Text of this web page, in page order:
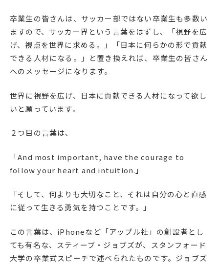
卒業生の皆さんは、サッカー部ではない卒業生も多数い
ますので、サッカー界という言葉をはずし、「視野を広
げ、視点を世界に求める。」「日本に何らかの形で貢献
できる人材になる。」と置き換えれば、卒業生の皆さん
へのメッセージになります。
世界に視野を広げ、日本に貢献できる人材になって欲し
いと願っています。
２つ目の言葉は、
「And most important, have the courage to
follow your heart and intuition.」
「そして、何よりも大切なこと、それは自分の心と直感
に従って生きる勇気を持つことです。」
この言葉は、iPhoneなど「アップル社」の創設者とし
ても有名な、スティーブ・ジョブズが、スタンフォード
大学の卒業式スピーチで述べられたものです。ジョブズ